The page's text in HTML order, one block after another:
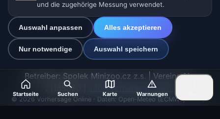
🇩🇪🇦🇹🇨🇭 Deutschland / Österreich / Schweiz
🌎 Lateinamerika und Spanien 🇮🇳 Süd- und Südostasien
🌍 Internationales Wetternetzwerk
Betreiber: Spolek Minizoo.cz z.s. | Vereins-Nr.:
21135550 |
info@vorhersage.online
© 2026 Vorhersage Online · Daten: Open-Meteo (ECMWF, ICON) ·
Startseite Suchen Karte Warnungen
und die zugehörige Messung verwendet.
Auswahl anpassen Alles akzeptieren
Nur notwendige Auswahl speichern